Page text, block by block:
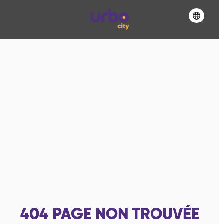
404 PAGE NON TROUVÉE